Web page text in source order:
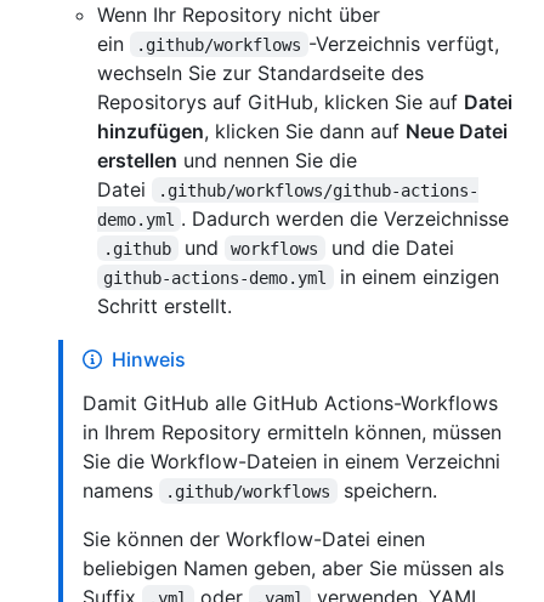
Wenn Ihr Repository nicht über
ein
.github/workflows -Verzeichnis verfügt,
wechseln Sie zur Standardseite des
Repositorys auf GitHub, klicken Sie auf Datei
hinzufügen, klicken Sie dann auf Neue Datei
erstellen und nennen Sie die
Datei
.github/workflows/github-actions-
demo.yml . Dadurch werden die Verzeichnisse
.github und workflows und die Datei
github-actions-demo.yml
in einem einzigen
Schritt erstellt.
Hinweis
Damit GitHub alle GitHub Actions-Workflows
in Ihrem Repository ermitteln können, müssen
Sie die Workflow-Dateien in einem Verzeichni
namens
.github/workflows
speichern.
Sie können der Workflow-Datei einen
beliebigen Namen geben, aber Sie müssen als
Suffix
.yml oder .yaml
verwenden. YAML